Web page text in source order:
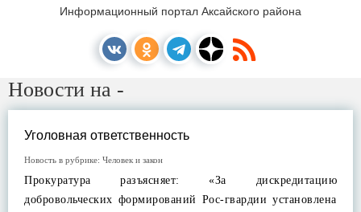
Информационный портал Аксайского района
Новости на -
Уголовная ответственность
Новость в рубрике: Человек и закон
Прокуратура разъясняет: «За дискредитацию
добровольческих формирований Рос-гвардии установлена